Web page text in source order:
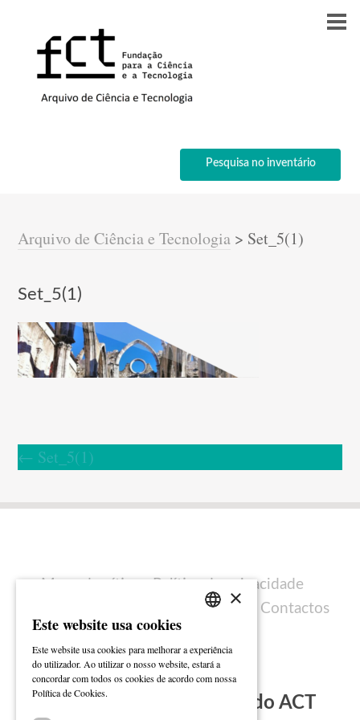
Pesquisa no inventário
Arquivo de Ciência e Tecnologia > Set_5(1)
Set_5(1)
← Set_5(1)
Mapa do sítio
Política de privacidade
Ficha técnica Contactos
Subscreva a Newsletter do ACT
ENGLISH
×
Este website usa cookies
Este website usa cookies para melhorar a experiência
do utilizador. Ao utilizar o nosso website, estará a
concordar com todos os cookies de acordo com nossa
Política de Cookies.